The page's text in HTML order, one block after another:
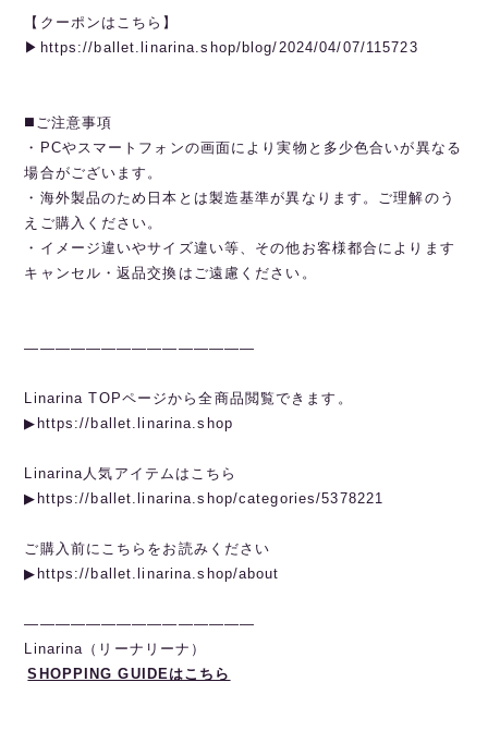
【クーポンはこちら】
▶︎https://ballet.linarina.shop/blog/2024/04/07/115723
◼️ご注意事項
・PCやスマートフォンの画面により実物と多少色合いが異なる
場合がございます。
・海外製品のため日本とは製造基準が異なります。ご理解のう
えご購入ください。
・イメージ違いやサイズ違い等、その他お客様都合によります
キャンセル・返品交換はご遠慮ください。
———————————————
Linarina TOPページから全商品閲覧できます。
▶︎https://ballet.linarina.shop
Linarina人気アイテムはこちら
▶︎https://ballet.linarina.shop/categories/5378221
ご購入前にこちらをお読みください
▶︎https://ballet.linarina.shop/about
———————————————
Linarina（リーナリーナ）
SHOPPING GUIDEはこちら